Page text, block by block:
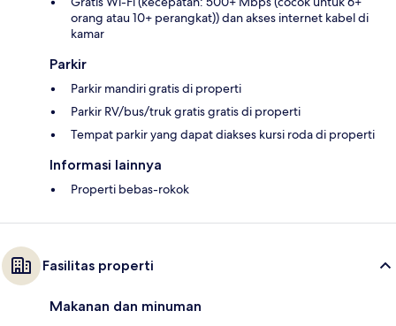
orang atau 10+ perangkat)) dan akses internet kabel di
kamar
Parkir
Parkir mandiri gratis di properti
Parkir RV/bus/truk gratis gratis di properti
Tempat parkir yang dapat diakses kursi roda di properti
Informasi lainnya
Properti bebas-rokok
Fasilitas properti
Makanan dan minuman